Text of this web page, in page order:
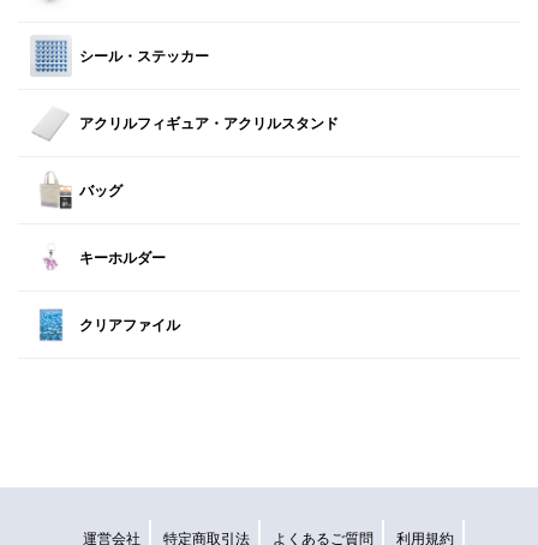
シール・ステッカー
アクリルフィギュア・アクリルスタンド
バッグ
キーホルダー
クリアファイル
運営会社 特定商取引法 よくあるご質問 利用規約